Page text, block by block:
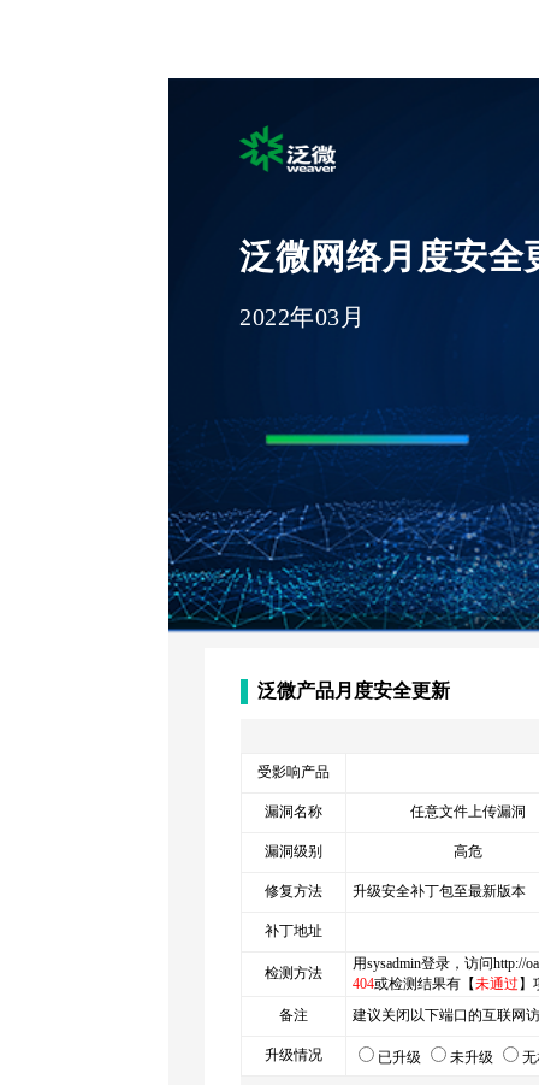
泛微网络月度安全
2022年03月
泛微产品月度安全更新
受影响产品
漏洞名称 任意文件上传漏洞
漏洞级别 高危
修复方法 升级安全补丁包至最新版本
补丁地址
检测方法
用sysadmin登录，访问http://
404或检测结果有【未通过 】
备注
建议关闭以下端口的互联网访
升级情况 已升级 未升级